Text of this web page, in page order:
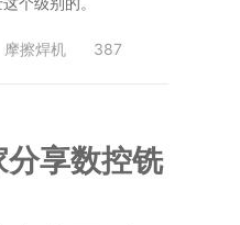
摩擦焊机 387
享数控铣